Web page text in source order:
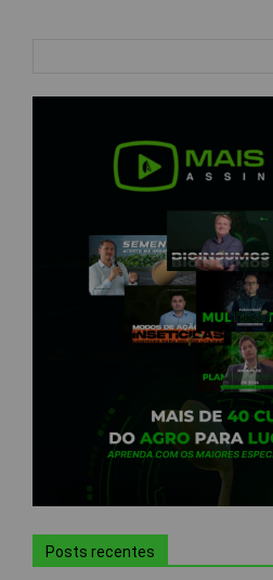
Posts recentes